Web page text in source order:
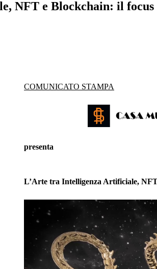
e Blockchain: il focus
COMUNICATO STAMPA
presenta
L’Arte tra Intelligenza Artificiale,